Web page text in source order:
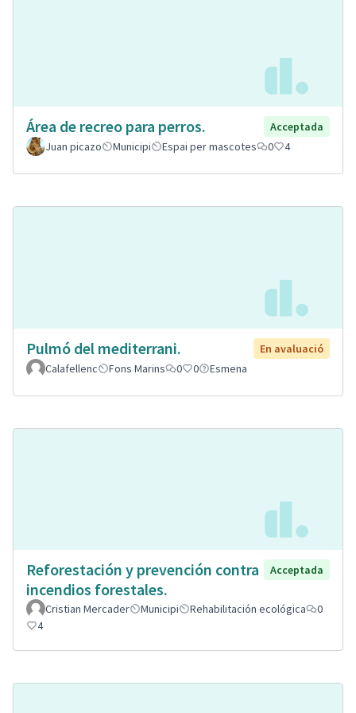
Área de recreo para perros.
Acceptada
Juan picazo
Municipi Espai per mascotes 0 4
Pulmó del mediterrani.
En avaluació
Calafellenc
Fons Marins 0 0 Esmena
Reforestación y prevención contra
incendios forestales.
Acceptada
Cristian Mercader Municipi Rehabilitación ecológica
0
4